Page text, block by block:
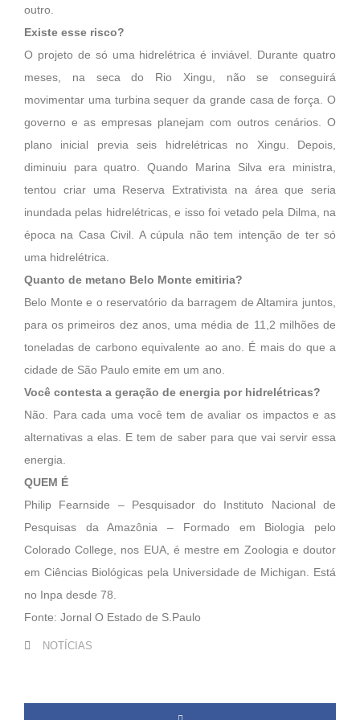
outro.
Existe esse risco?
O projeto de só uma hidrelétrica é inviável. Durante quatro
meses, na seca do Rio Xingu, não se conseguirá
movimentar uma turbina sequer da grande casa de força. O
governo e as empresas planejam com outros cenários. O
plano inicial previa seis hidrelétricas no Xingu. Depois,
diminuiu para quatro. Quando Marina Silva era ministra,
tentou criar uma Reserva Extrativista na área que seria
inundada pelas hidrelétricas, e isso foi vetado pela Dilma, na
época na Casa Civil. A cúpula não tem intenção de ter só
uma hidrelétrica.
Quanto de metano Belo Monte emitiria?
Belo Monte e o reservatório da barragem de Altamira juntos,
para os primeiros dez anos, uma média de 11,2 milhões de
toneladas de carbono equivalente ao ano. É mais do que a
cidade de São Paulo emite em um ano.
Você contesta a geração de energia por hidrelétricas?
Não. Para cada uma você tem de avaliar os impactos e as
alternativas a elas. E tem de saber para que vai servir essa
energia.
QUEM É
Philip Fearnside – Pesquisador do Instituto Nacional de
Pesquisas da Amazônia – Formado em Biologia pelo
Colorado College, nos EUA, é mestre em Zoologia e doutor
em Ciências Biológicas pela Universidade de Michigan. Está
no Inpa desde 78.
Fonte: Jornal O Estado de S.Paulo
NOTÍCIAS